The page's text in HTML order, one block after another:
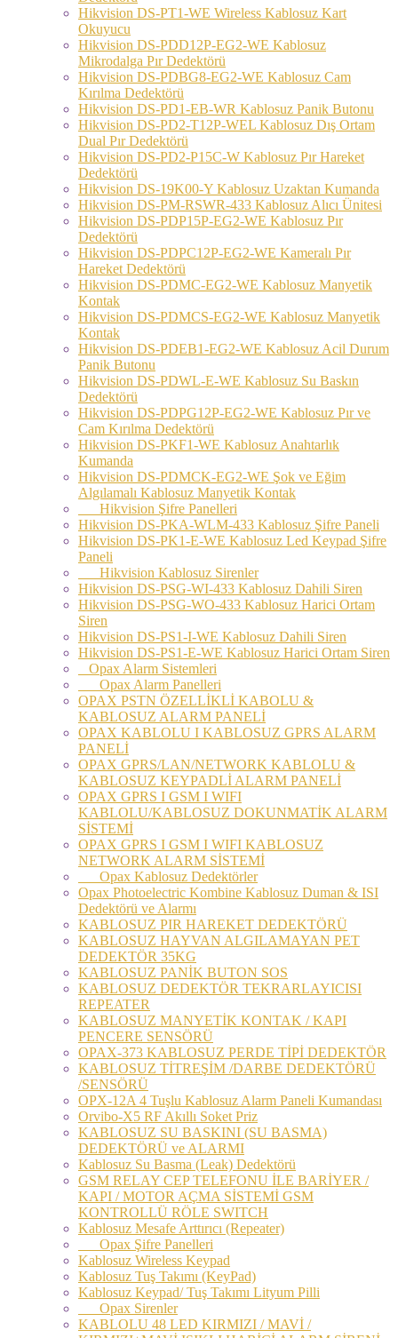
Hikvision DS-PT1-WE Wireless Kablosuz Kart
Okuyucu
Hikvision DS-PDD12P-EG2-WE Kablosuz
Mikrodalga Pır Dedektörü
Hikvision DS-PDBG8-EG2-WE Kablosuz Cam
Kırılma Dedektörü
Hikvision DS-PD1-EB-WR Kablosuz Panik Butonu
Hikvision DS-PD2-T12P-WEL Kablosuz Dış Ortam
Dual Pır Dedektörü
Hikvision DS-PD2-P15C-W Kablosuz Pır Hareket
Dedektörü
Hikvision DS-19K00-Y Kablosuz Uzaktan Kumanda
Hikvision DS-PM-RSWR-433 Kablosuz Alıcı Ünitesi
Hikvision DS-PDP15P-EG2-WE Kablosuz Pır
Dedektörü
Hikvision DS-PDPC12P-EG2-WE Kameralı Pır
Hareket Dedektörü
Hikvision DS-PDMC-EG2-WE Kablosuz Manyetik
Kontak
Hikvision DS-PDMCS-EG2-WE Kablosuz Manyetik
Kontak
Hikvision DS-PDEB1-EG2-WE Kablosuz Acil Durum
Panik Butonu
Hikvision DS-PDWL-E-WE Kablosuz Su Baskın
Dedektörü
Hikvision DS-PDPG12P-EG2-WE Kablosuz Pır ve
Cam Kırılma Dedektörü
Hikvision DS-PKF1-WE Kablosuz Anahtarlık
Kumanda
Hikvision DS-PDMCK-EG2-WE Şok ve Eğim
Algılamalı Kablosuz Manyetik Kontak
Hikvision Şifre Panelleri
Hikvision DS-PKA-WLM-433 Kablosuz Şifre Paneli
Hikvision DS-PK1-E-WE Kablosuz Led Keypad Şifre
Paneli
Hikvision Kablosuz Sirenler
Hikvision DS-PSG-WI-433 Kablosuz Dahili Siren
Hikvision DS-PSG-WO-433 Kablosuz Harici Ortam
Siren
Hikvision DS-PS1-I-WE Kablosuz Dahili Siren
Hikvision DS-PS1-E-WE Kablosuz Harici Ortam Siren
Opax Alarm Sistemleri
Opax Alarm Panelleri
OPAX PSTN ÖZELLİKLİ KABOLU &
KABLOSUZ ALARM PANELİ
OPAX KABLOLU I KABLOSUZ GPRS ALARM
PANELİ
OPAX GPRS/LAN/NETWORK KABLOLU &
KABLOSUZ KEYPADLİ ALARM PANELİ
OPAX GPRS I GSM I WIFI
KABLOLU/KABLOSUZ DOKUNMATİK ALARM
SİSTEMİ
OPAX GPRS I GSM I WIFI KABLOSUZ
NETWORK ALARM SİSTEMİ
Opax Kablosuz Dedektörler
Opax Photoelectric Kombine Kablosuz Duman & ISI
Dedektörü ve Alarmı
KABLOSUZ PIR HAREKET DEDEKTÖRÜ
KABLOSUZ HAYVAN ALGILAMAYAN PET
DEDEKTÖR 35KG
KABLOSUZ PANİK BUTON SOS
KABLOSUZ DEDEKTÖR TEKRARLAYICISI
REPEATER
KABLOSUZ MANYETİK KONTAK / KAPI
PENCERE SENSÖRÜ
OPAX-373 KABLOSUZ PERDE TİPİ DEDEKTÖR
KABLOSUZ TİTREŞİM /DARBE DEDEKTÖRÜ
/SENSÖRÜ
OPX-12A 4 Tuşlu Kablosuz Alarm Paneli Kumandası
Orvibo-X5 RF Akıllı Soket Priz
KABLOSUZ SU BASKINI (SU BASMA)
DEDEKTÖRÜ ve ALARMI
Kablosuz Su Basma (Leak) Dedektörü
GSM RELAY CEP TELEFONU İLE BARİYER /
KAPI / MOTOR AÇMA SİSTEMİ GSM
KONTROLLÜ RÖLE SWITCH
Kablosuz Mesafe Arttırıcı (Repeater)
Opax Şifre Panelleri
Kablosuz Wireless Keypad
Kablosuz Tuş Takımı (KeyPad)
Kablosuz Keypad/ Tuş Takımı Lityum Pilli
Opax Sirenler
KABLOLU 48 LED KIRMIZI / MAVİ /